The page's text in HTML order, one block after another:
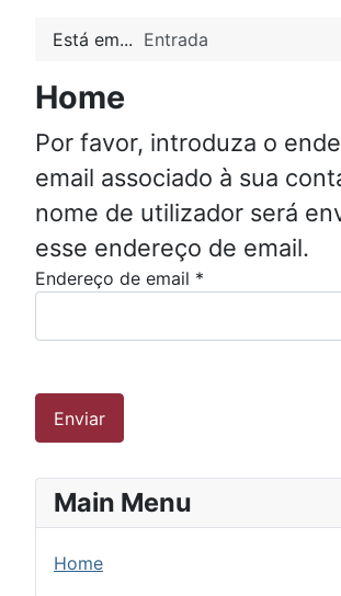
Está em... Entrada
Home
Por favor, introduza o
email associado à sua
nome de utilizador será
esse endereço de email.
Endereço de email *
Enviar
Main Menu
Home